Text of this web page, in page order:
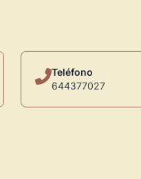
Teléfono
644377027